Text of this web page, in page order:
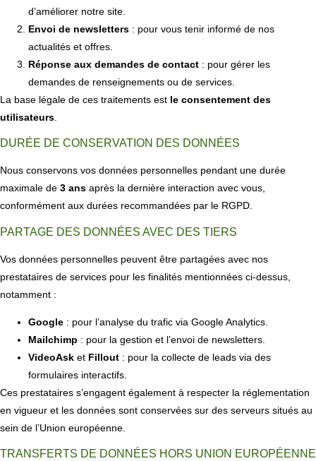
d’améliorer notre site.
Envoi de newsletters : pour vous tenir informé de nos
actualités et offres.
Réponse aux demandes de contact : pour gérer les
demandes de renseignements ou de services.
La base légale de ces traitements est le consentement des
utilisateurs
DURÉE DE CONSERVATION DES DONNÉES
Nous conservons vos données personnelles pendant une durée
maximale de 3 ans après la dernière interaction avec vous,
conformément aux durées recommandées par le RGPD.
PARTAGE DES DONNÉES AVEC DES TIERS
Vos données personnelles peuvent être partagées avec nos
prestataires de services pour les finalités mentionnées ci-dessus,
notamment :
Google : pour l’analyse du trafic via Google Analytics.
Mailchimp : pour la gestion et l’envoi de newsletters.
VideoAsk et Fillout : pour la collecte de leads via des
formulaires interactifs.
Ces prestataires s’engagent également à respecter la réglementation
en vigueur et les données sont conservées sur des serveurs situés au
sein de l’Union européenne.
TRANSFERTS DE DONNÉES HORS UNION EUROPÉENNE